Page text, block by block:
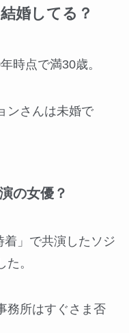
婚してる？
時点で満30歳。
ンさんは未婚で
の女優？
」で共演したソジ
。
務所はすぐさま否